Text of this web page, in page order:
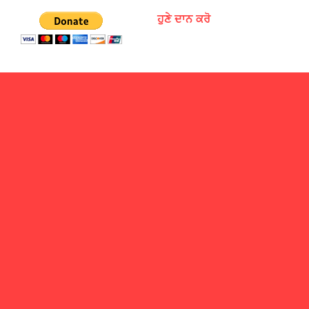
ਹੁਣੇ ਦਾਨ ਕਰੋ